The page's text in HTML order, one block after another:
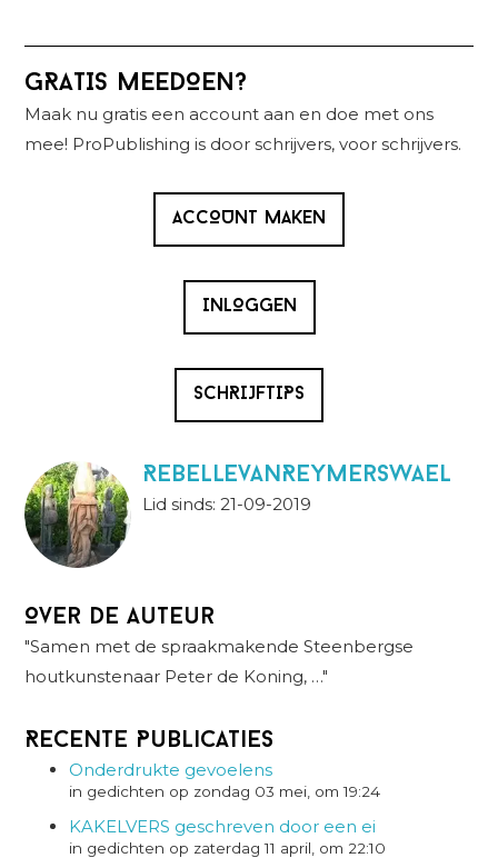
Primaire
Sidebar
GRATIS MEEDOEN?
Maak nu gratis een account aan en doe met ons
mee! ProPublishing is door schrijvers, voor schrijvers.
ACCOUNT MAKEN
INLOGGEN
SCHRIJFTIPS
RebellevanReymerswael
Lid sinds: 21-09-2019
Over de auteur
"Samen met de spraakmakende Steenbergse
houtkunstenaar Peter de Koning, …"
Recente Publicaties
Onderdrukte gevoelens
in gedichten op zondag 03 mei, om 19:24
KAKELVERS geschreven door een ei
in gedichten op zaterdag 11 april, om 22:10